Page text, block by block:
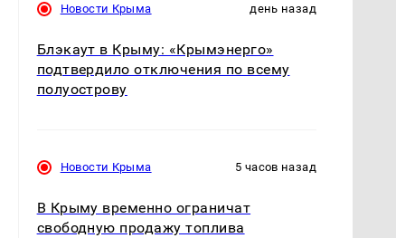
Новости Крыма день назад
Блэкаут в Крыму: «Крымэнерго»
подтвердило отключения по всему
полуострову
Новости Крыма 5 часов назад
В Крыму временно ограничат
свободную продажу топлива